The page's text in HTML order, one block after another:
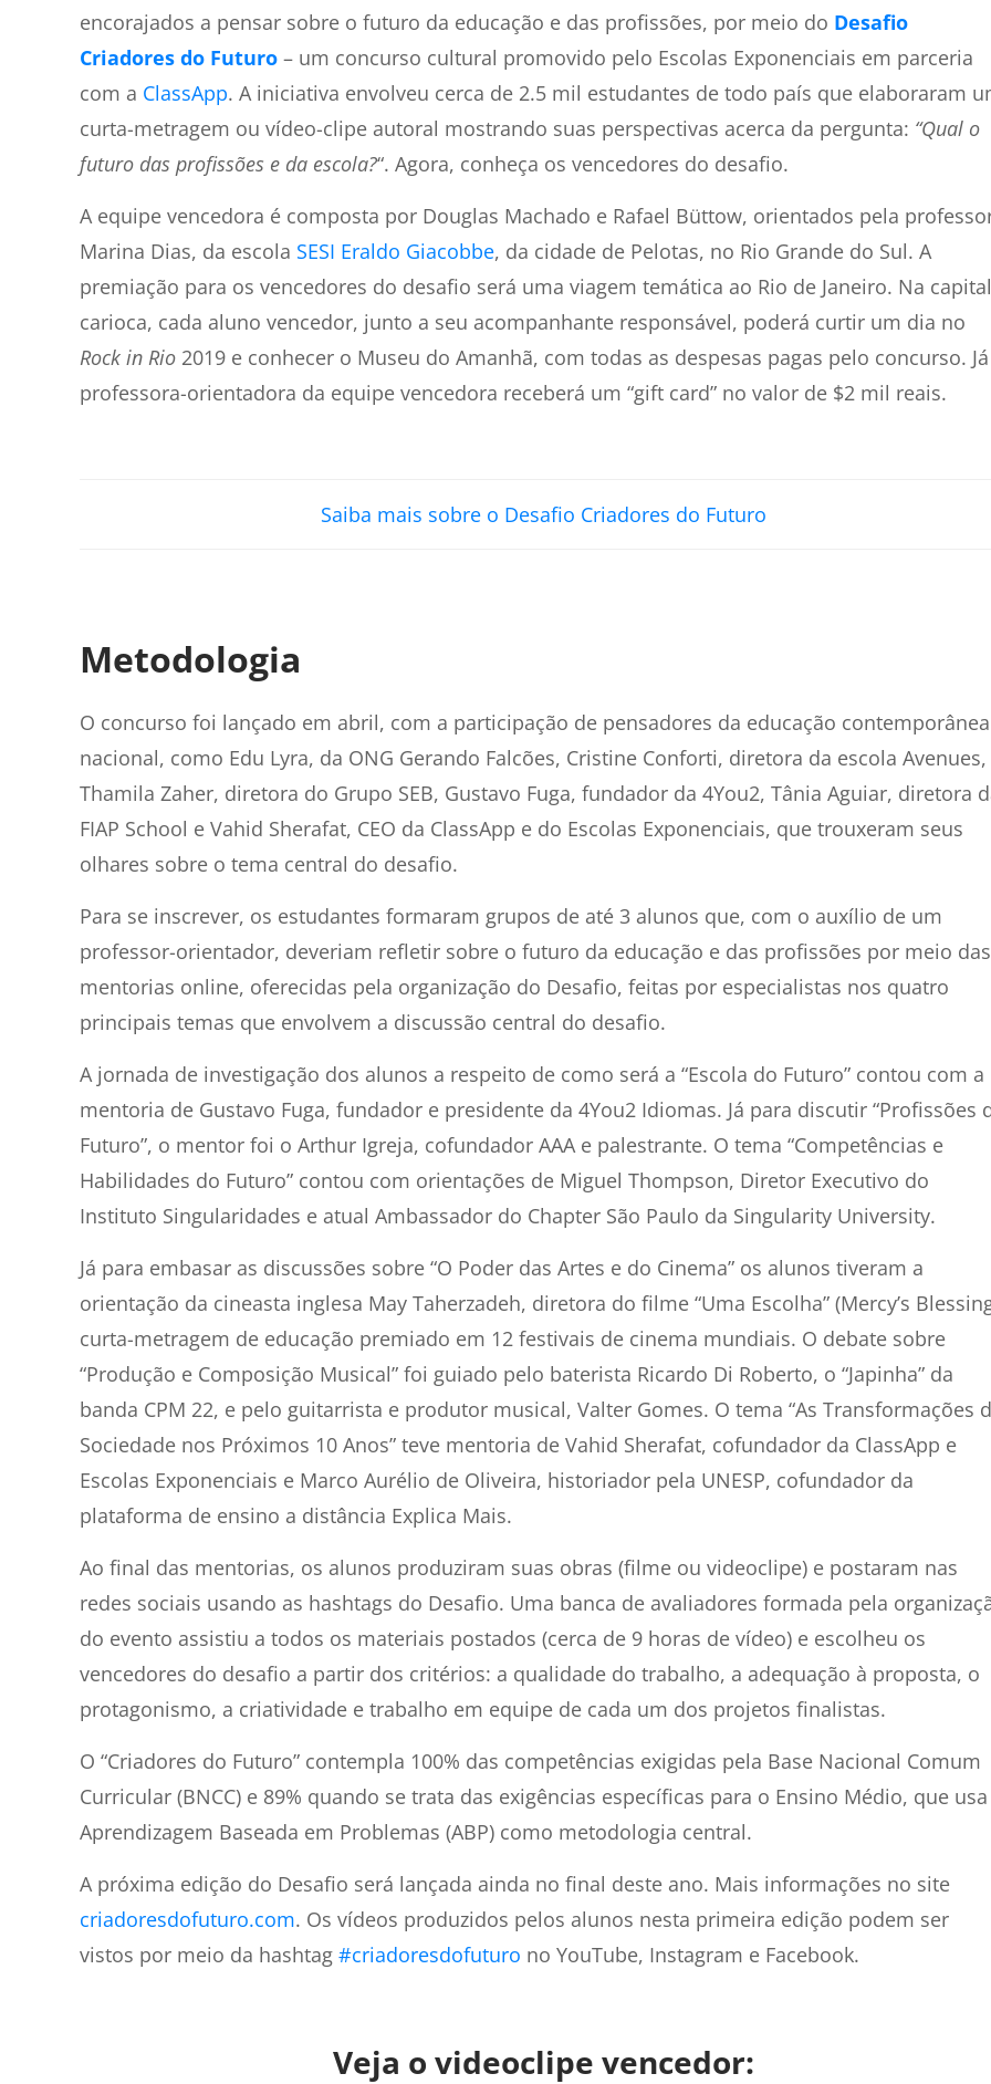
encorajados a pensar sobre o futuro da educação e das profissões, por meio do Desafio
Criadores do Futuro – um concurso cultural promovido pelo Escolas Exponenciais em parceria
com a ClassApp. A iniciativa envolveu cerca de 2.5 mil estudantes de todo país que elaboraram
curta-metragem ou vídeo-clipe autoral mostrando suas perspectivas acerca da pergunta: “Qual o
futuro das profissões e da escola?“. Agora, conheça os vencedores do desafio.
A equipe vencedora é composta por Douglas Machado e Rafael Büttow, orientados pela
Marina Dias, da escola SESI Eraldo Giacobbe, da cidade de Pelotas, no Rio Grande do Sul. A
premiação para os vencedores do desafio será uma viagem temática ao Rio de Janeiro. Na capital
carioca, cada aluno vencedor, junto a seu acompanhante responsável, poderá curtir um dia no
Rock in Rio 2019 e conhecer o Museu do Amanhã, com todas as despesas pagas pelo concurso.
professora-orientadora da equipe vencedora receberá um “gift card” no valor de $2 mil reais.
Saiba mais sobre o Desafio Criadores do Futuro
Metodologia
O concurso foi lançado em abril, com a participação de pensadores da educação contemporânea
nacional, como Edu Lyra, da ONG Gerando Falcões, Cristine Conforti, diretora da escola Avenues,
Thamila Zaher, diretora do Grupo SEB, Gustavo Fuga, fundador da 4You2, Tânia Aguiar, diretora
FIAP School e Vahid Sherafat, CEO da ClassApp e do Escolas Exponenciais, que trouxeram seus
olhares sobre o tema central do desafio.
Para se inscrever, os estudantes formaram grupos de até 3 alunos que, com o auxílio de um
professor-orientador, deveriam refletir sobre o futuro da educação e das profissões por meio das
mentorias online, oferecidas pela organização do Desafio, feitas por especialistas nos quatro
principais temas que envolvem a discussão central do desafio.
A jornada de investigação dos alunos a respeito de como será a “Escola do Futuro” contou com a
mentoria de Gustavo Fuga, fundador e presidente da 4You2 Idiomas. Já para discutir “Profissões
Futuro”, o mentor foi o Arthur Igreja, cofundador AAA e palestrante. O tema “Competências e
Habilidades do Futuro” contou com orientações de Miguel Thompson, Diretor Executivo do
Instituto Singularidades e atual Ambassador do Chapter São Paulo da Singularity University.
Já para embasar as discussões sobre “O Poder das Artes e do Cinema” os alunos tiveram a
orientação da cineasta inglesa May Taherzadeh, diretora do filme “Uma Escolha” (Mercy’s
curta-metragem de educação premiado em 12 festivais de cinema mundiais. O debate sobre
“Produção e Composição Musical” foi guiado pelo baterista Ricardo Di Roberto, o “Japinha” da
banda CPM 22, e pelo guitarrista e produtor musical, Valter Gomes. O tema “As Transformações
Sociedade nos Próximos 10 Anos” teve mentoria de Vahid Sherafat, cofundador da ClassApp e
Escolas Exponenciais e Marco Aurélio de Oliveira, historiador pela UNESP, cofundador da
plataforma de ensino a distância Explica Mais.
Ao final das mentorias, os alunos produziram suas obras (filme ou videoclipe) e postaram nas
redes sociais usando as hashtags do Desafio. Uma banca de avaliadores formada pela
do evento assistiu a todos os materiais postados (cerca de 9 horas de vídeo) e escolheu os
vencedores do desafio a partir dos critérios: a qualidade do trabalho, a adequação à proposta, o
protagonismo, a criatividade e trabalho em equipe de cada um dos projetos finalistas.
O “Criadores do Futuro” contempla 100% das competências exigidas pela Base Nacional Comum
Curricular (BNCC) e 89% quando se trata das exigências específicas para o Ensino Médio, que usa
Aprendizagem Baseada em Problemas (ABP) como metodologia central.
A próxima edição do Desafio será lançada ainda no final deste ano. Mais informações no site
criadoresdofuturo.com. Os vídeos produzidos pelos alunos nesta primeira edição podem ser
vistos por meio da hashtag #criadoresdofuturo no YouTube, Instagram e Facebook.
Veja o videoclipe vencedor: